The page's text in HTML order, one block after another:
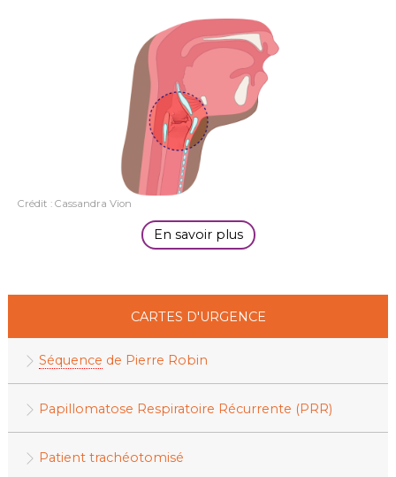
Crédit : Cassandra Vion
En savoir plus
CARTES D'URGENCE
Séquence de Pierre Robin
Papillomatose Respiratoire Récurrente (PRR)
Patient trachéotomisé